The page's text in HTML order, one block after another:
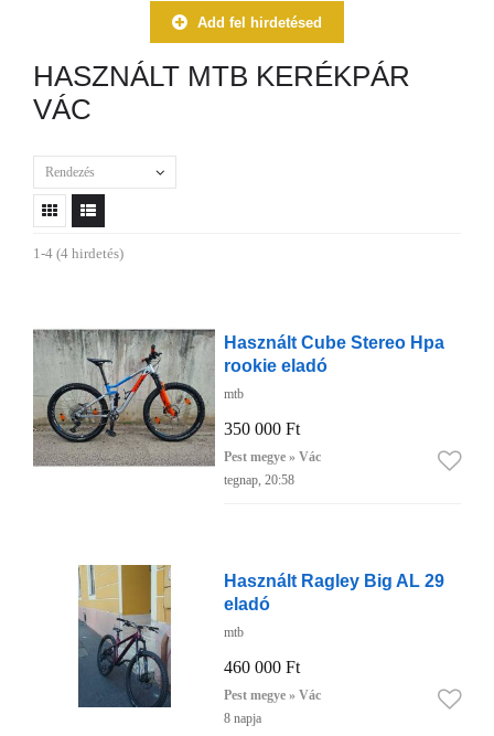
Add fel hirdetésed
HASZNÁLT MTB KERÉKPÁR
VÁC
Rendezés
1-4 (4 hirdetés)
Használt Cube Stereo Hpa
rookie eladó
mtb
350 000 Ft
Pest megye » Vác
tegnap, 20:58
Használt Ragley Big AL 29
eladó
mtb
460 000 Ft
Pest megye » Vác
8 napja